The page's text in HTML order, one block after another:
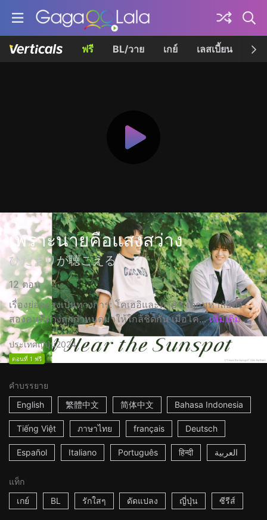
ฟรี BL/วาย เกย์ เลสเบี้ยน เค
เพราะนายคือแสงสว่าง
ひだまりが聴こえる
12 ตอน
เรื่องย่ออย่างเป็นทางการ: โคเฮอิและทาอิชิ เด็กมหาลัยทั้ง
สองคนที่ต่างถูกกำหนดมาให้ใกล้ชิดกัน เมื่อโค... เพิ่มเติม
ประเทศญี่ปุ่น2024
ตอนที่ 1 ฟรี
คำบรรยาย
English
繁體中文 简体中文 Bahasa Indonesia
Tiếng Việt ภาษาไทย français Deutsch
Español Italiano Português हिन्दी العربية
แท็ก
เกย์
BL รักใสๆ ดัดแปลง ญี่ปุ่น ซีรีส์